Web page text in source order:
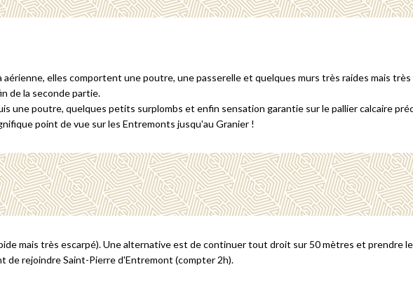
elles comportent une poutre, une passerelle et quelques murs très raides mais
de la seconde partie.
une poutre, quelques petits surplombs et enfin sensation garantie sur le pallier calcaire
point de vue sur les Entremonts jusqu'au Granier !
mais très escarpé). Une alternative est de continuer tout droit sur 50 mètres et prendre
de rejoindre Saint-Pierre d'Entremont (compter 2h).